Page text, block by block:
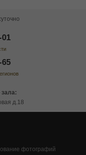
д.18
фотографий